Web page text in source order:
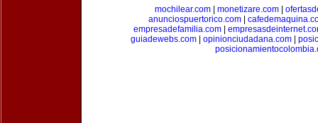
mochilear.com
monetizare.com
anunciospuertorico.com|
empresadefamilia.com
guiadewebs.com
opinionciudadana.com